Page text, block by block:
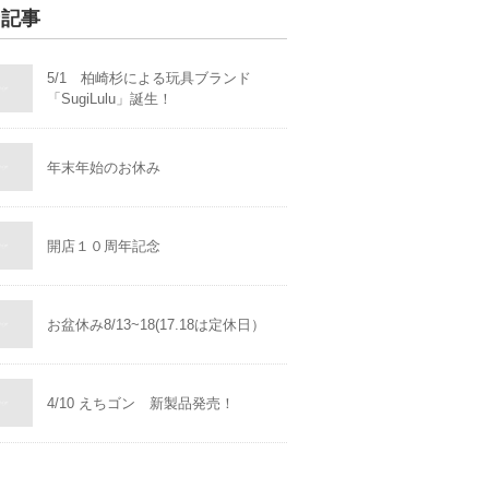
事
5/1 柏崎杉による玩具ブランド
「SugiLulu」誕生！
年末年始のお休み
開店１０周年記念
お盆休み8/13~18(17.18は定休日）
4/10 えちゴン 新製品発売！